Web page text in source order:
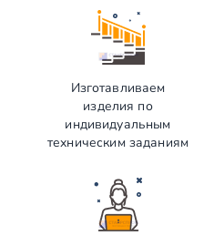
Изготавливаем
изделия по
индивидуальным
техническим заданиям